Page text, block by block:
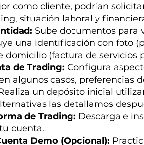
como cliente, podrían
situación laboral y
Sube documentos para
una identificación con foto
domicilio (factura de servicios
de Trading: Configura
algunos casos, preferencias
un depósito inicial
las detallamos
de Trading: Descarga e
cuenta.
Demo (Opcional):